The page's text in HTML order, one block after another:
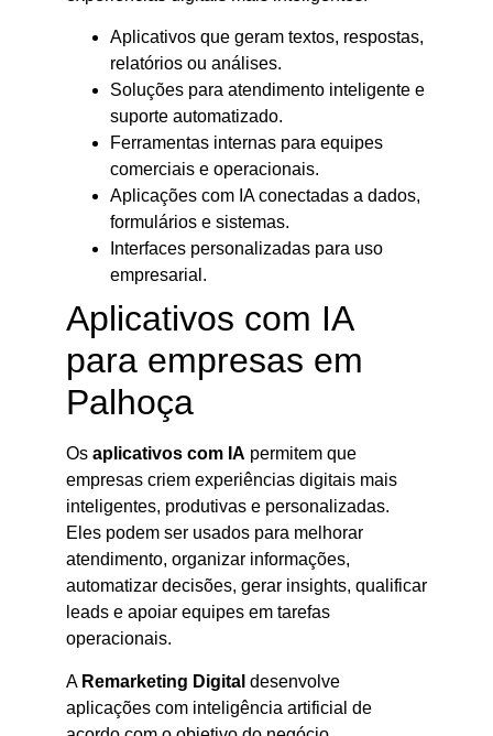
Aplicativos que geram textos, respostas,
relatórios ou análises.
Soluções para atendimento inteligente e
suporte automatizado.
Ferramentas internas para equipes
comerciais e operacionais.
Aplicações com IA conectadas a dados,
formulários e sistemas.
Interfaces personalizadas para uso
empresarial.
Aplicativos com IA
para empresas em
Palhoça
Os aplicativos com IA permitem que
empresas criem experiências digitais mais
inteligentes, produtivas e personalizadas.
Eles podem ser usados para melhorar
atendimento, organizar informações,
automatizar decisões, gerar insights, qualificar
leads e apoiar equipes em tarefas
operacionais.
A Remarketing Digital desenvolve
aplicações com inteligência artificial de